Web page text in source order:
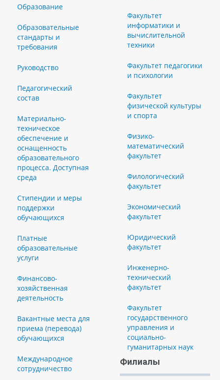
Образование
Образовательные
стандарты и
требования
Руководство
Педагогический
состав
Материально-
техническое
обеспечение и
оснащенность
образовательного
процесса. Доступная
среда
Стипендии и меры
поддержки
обучающихся
Платные
образовательные
услуги
Финансово-
хозяйственная
деятельность
Вакантные места для
приема (перевода)
обучающихся
Международное
сотрудничество
Факультет
информатики и
вычислительной
техники
Факультет педагогики
и психологии
Факультет
физической культуры
и спорта
Физико-
математический
факультет
Филологический
факультет
Экономический
факультет
Юридический
факультет
Инженерно-
технический
факультет
Факультет
государственного
управления и
социально-
гуманитарных наук
Филиалы